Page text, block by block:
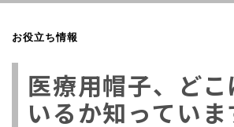
お役立ち情報
医療用帽子、どこ
いるか知っていま